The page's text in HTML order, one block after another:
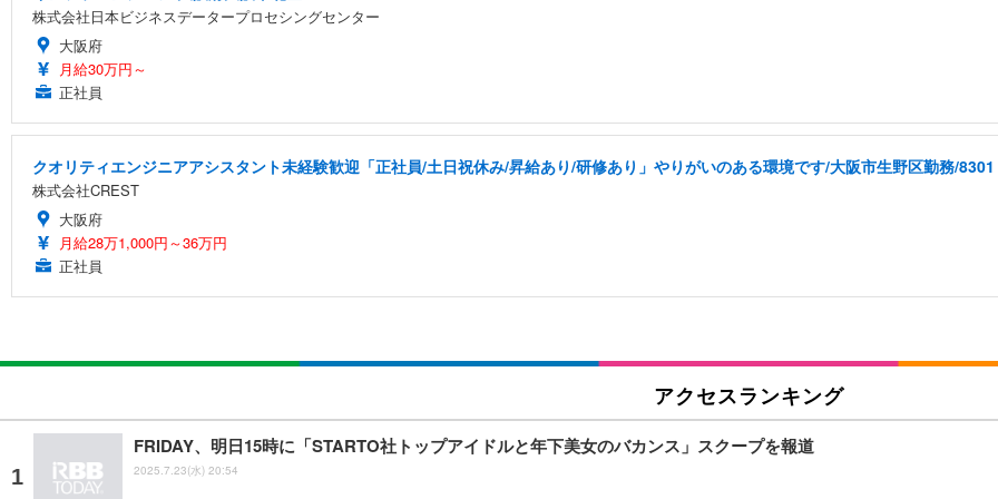
株式会社日本ビジネスデータープロセシングセンター
大阪府
月給30万円～
正社員
クオリティエンジニアアシスタント未経験歓迎「正社員/土日祝休み/昇給あり/研修あり」やりがいのある環境です/大阪市生野区勤務/8301
株式会社CREST
大阪府
月給28万1,000円～36万円
正社員
アクセスランキング
FRIDAY、明日15時に「STARTO社トップアイドルと年下美女のバカンス」スクープを報道
2025.7.23(水) 20:54